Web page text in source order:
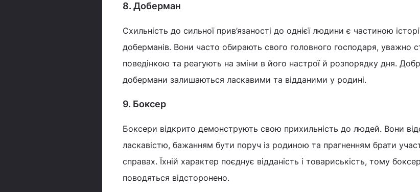
8. Доберман
Схильність до сильної прив’язаності до однієї людини є частиною
доберманів. Вони часто обирають свого головного господаря, уважно
поведінкою та реагують на зміни в його настрої й розпорядку дня.
добермани залишаються ласкавими та відданими у родині.
9. Боксер
Боксери відкрито демонструють свою прихильність до людей. Вони
ласкавістю, бажанням бути поруч із родиною та прагненням брати
справах. Їхній характер поєднує відданість і товариськість, тому
поводяться відсторонено.